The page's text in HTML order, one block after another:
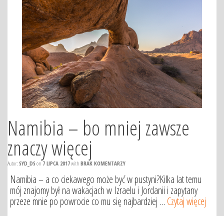
Namibia – bo mniej zawsze
znaczy więcej
Autor: SYD_DS on 7 LIPCA 2017with BRAK KOMENTARZY
Namibia – a co ciekawego może być w pustyni?Kilka lat temu
mój znajomy był na wakacjach w Izraelu i Jordanii i zapytany
przeze mnie po powrocie co mu się najbardziej … Czytaj więcej